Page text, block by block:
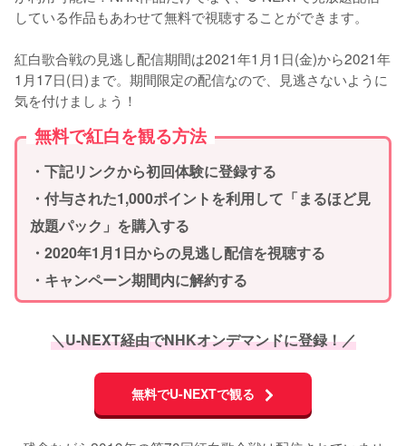
している作品もあわせて無料で視聴することができます。
紅白歌合戦の見逃し配信期間は2021年1月1日(金)から2021年
1月17日(日)まで。期間限定の配信なので、見逃さないように
気を付けましょう！
無料で紅白を観る方法
・下記リンクから初回体験に登録する
・付与された1,000ポイントを利用して「まるほど見
放題パック」を購入する
・2020年1月1日からの見逃し配信を視聴する
・キャンペーン期間内に解約する
＼U-NEXT経由でNHKオンデマンドに登録！／
無料でU-NEXTで観る